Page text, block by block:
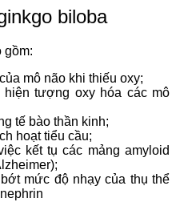
biloba
gồm:
mô não khi thiếu oxy;
tượng oxy hóa các mô
tế bào thần kinh;
hoạt tiểu cầu;
kết tụ các mảng amyloid
mức độ nhạy của thụ thể